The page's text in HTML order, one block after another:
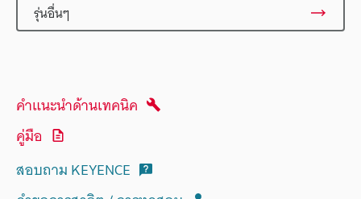
รุ่นอื่นๆ
คำแนะนำด้านเทคนิค
คู่มือ
สอบถาม KEYENCE